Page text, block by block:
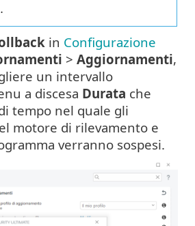
in Configurazione
> Aggiornamenti,
un intervallo
a discesa Durata che
tempo nel quale gli
motore di rilevamento e
verranno sospesi.